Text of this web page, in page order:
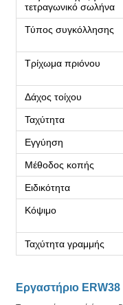
τετραγωνικό σωλήνα
Τύπος συγκόλλησης
Τρίχωμα πριόνου
Δάχος τοίχου
Ταχύτητα
Εγγύηση
Μέθοδος κοπής
Ειδικότητα
Κόψιμο
Ταχύτητα γραμμής
Εργαστήριο ERW38